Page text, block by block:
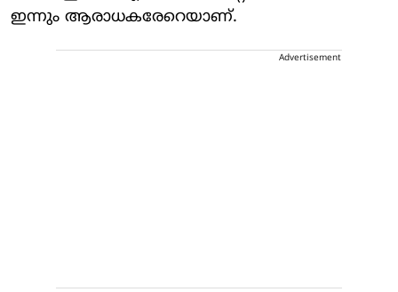
ഇന്നും ആരാധകരേറെയാണ്.
Advertisement